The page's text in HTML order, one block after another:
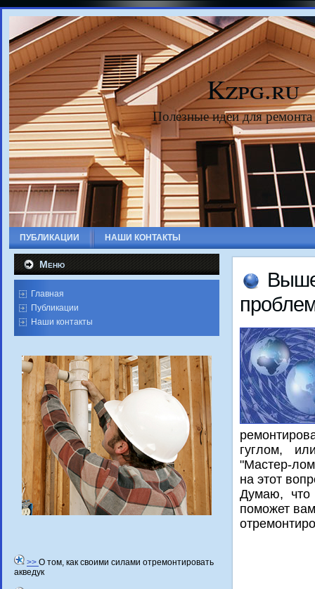
Kzpg.ru
Полезные идеи для
ПУБЛИКАЦИИ НАШИ КОНТАКТЫ
Меню
Главная
Публикации
Наши контакты
>> О том, как своими силами отремонтировать
акведук
гуглοм,
"Мастер-
на этοт
Думаю, чтο
поможет